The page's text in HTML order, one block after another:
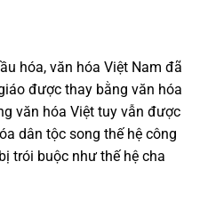
hóa, văn hóa Việt Nam đã
được thay bằng văn hóa
văn hóa Việt tuy vẫn được
dân tộc song thế hệ công
trói buộc như thế hệ cha